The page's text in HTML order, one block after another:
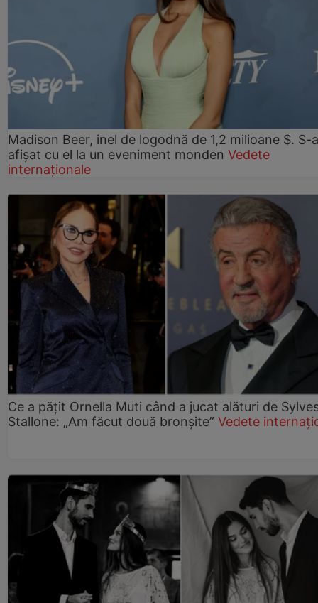
Madison Beer, inel de logodnă de 1,2 milioane $. S-a
afișat cu el la un eveniment monden Vedete
internaționale
Ce a pățit Ornella Muti când a jucat alături de
Stallone: „Am făcut două bronșite” Vedete